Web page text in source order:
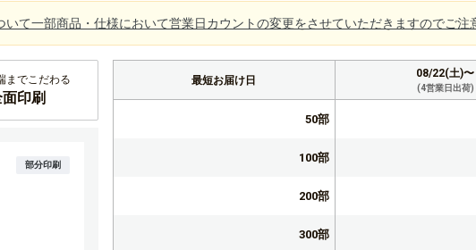
いて一部商品・仕様において営業日カウントの変更をさせていただきますのでご
までこだわる
印刷
部分印刷
最短お届け日
08/22(土)〜
(4営業日出荷)
50部
100部
200部
300部